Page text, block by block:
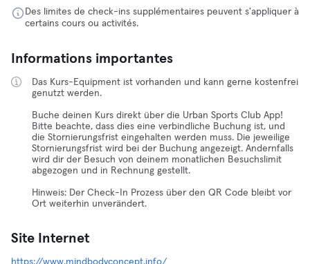
Des limites de check-ins supplémentaires peuvent s'appliquer à
certains cours ou activités.
Informations importantes
Das Kurs-Equipment ist vorhanden und kann gerne kostenfrei
genutzt werden.
Buche deinen Kurs direkt über die Urban Sports Club App!
Bitte beachte, dass dies eine verbindliche Buchung ist, und
die Stornierungsfrist eingehalten werden muss. Die jeweilige
Stornierungsfrist wird bei der Buchung angezeigt. Andernfalls
wird dir der Besuch von deinem monatlichen Besuchslimit
abgezogen und in Rechnung gestellt.
Hinweis: Der Check-In Prozess über den QR Code bleibt vor
Ort weiterhin unverändert.
Site Internet
https://www.mindbodyconcept.info/